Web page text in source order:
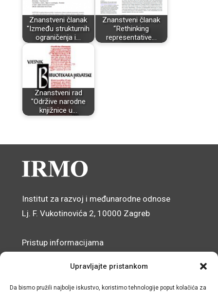
Upravljajte pristankom
Da bismo pružili najbolje iskustvo, koristimo tehnologije poput kolačića za
Znanstveni članak
"Između strukturnih
ograničenja i…
Znanstveni članak
“Rethinking
representative…
Znanstveni rad
"Održive narodne
knjižnice u…
Institut za razvoj i međunarodne odnose
Lj. F. Vukotinovića 2, 10000 Zagreb
Pristup informacijama
Izjava o pristupačnosti mrežnog sjedišta